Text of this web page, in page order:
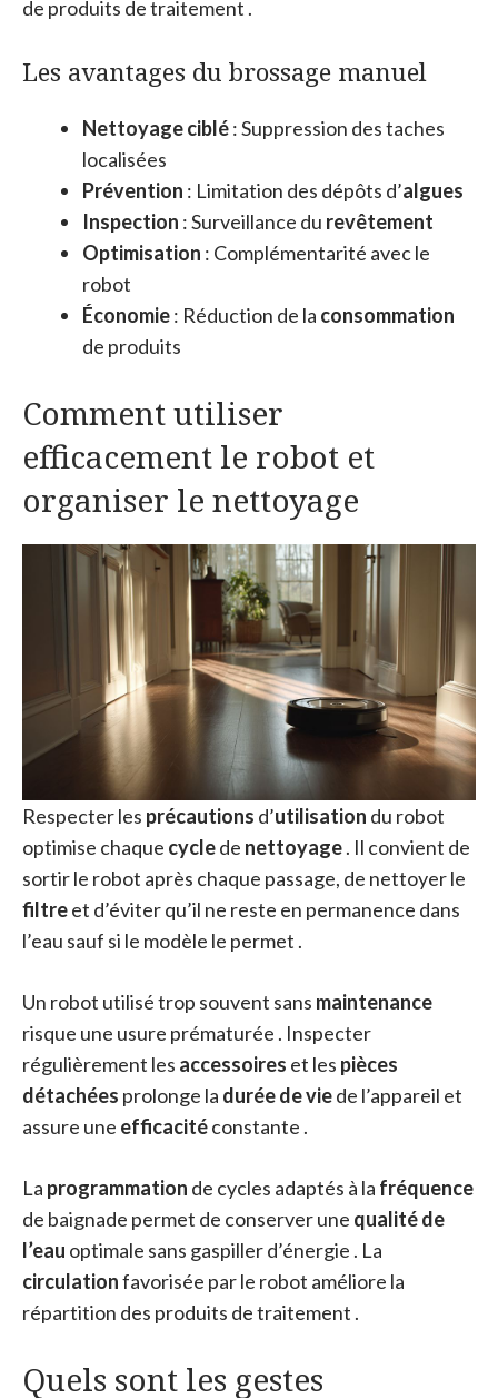
de produits de traitement .
Les avantages du brossage manuel
Nettoyage ciblé: Suppression des taches
localisées
Prévention : Limitation des dépôts d’algues
Inspection : Surveillance du revêtement
Optimisation : Complémentarité avec le
robot
Économie: Réduction de la consommation
de produits
Comment utiliser
efficacement le robot et
organiser le nettoyage
Respecter les précautions d’utilisation du robot
optimise chaque cyclede nettoyage. Il convient de
sortir le robot après chaque passage, de nettoyer le
filtreet d’éviter qu’il ne reste en permanence dans
l’eau sauf si le modèle le permet .
Un robot utilisé trop souvent sans maintenance
risque une usure prématurée . Inspecter
régulièrement les accessoires et les pièces
détachées prolonge la durée de viede l’appareil et
assure une efficacitéconstante .
La programmation de cycles adaptés à la fréquence
de baignade permet de conserver une qualité de
l’eau optimale sans gaspiller d’énergie . La
circulationfavorisée par le robot améliore la
répartition des produits de traitement .
Quels sont les gestes